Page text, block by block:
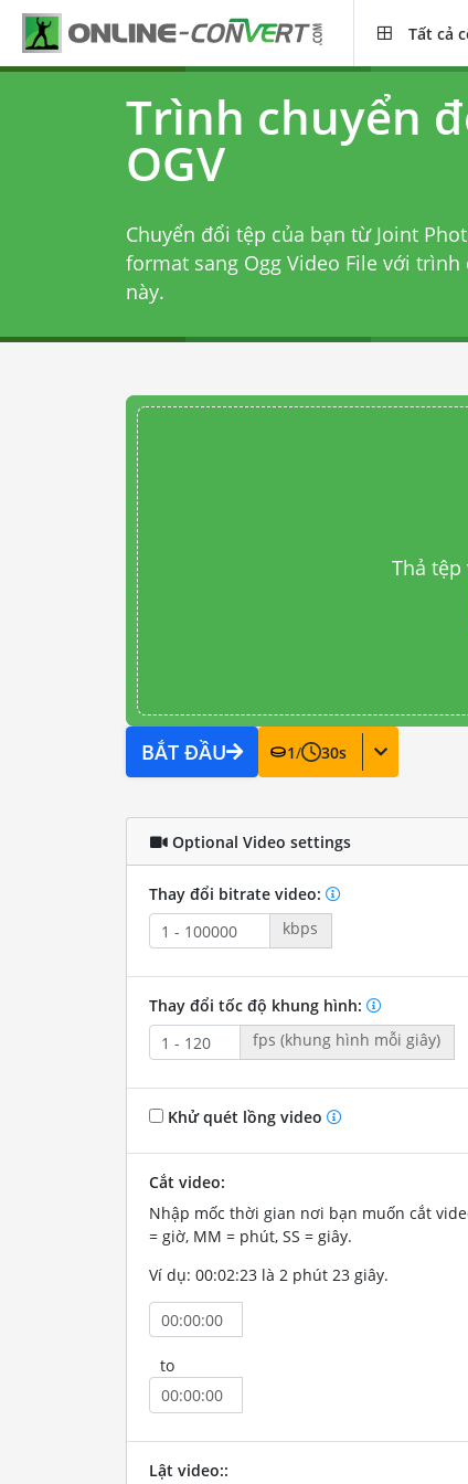
Tất cả
Trình chuyển
OGV
Chuyển đổi tệp của bạn từ Joint
format sang Ogg Video File với trình
này.
Thả
BẮT ĐẦU 1/ 30s
Optional Video settings
Thay đổi bitrate video:
kbps
Thay đổi tốc độ khung hình:
fps (khung hình mỗi giây)
Khử quét lồng video
Cắt video:
Nhập mốc thời gian nơi bạn muốn cắt
= giờ, MM = phút, SS = giây.
Ví dụ: 00:02:23 là 2 phút 23 giây.
to
Lật video::